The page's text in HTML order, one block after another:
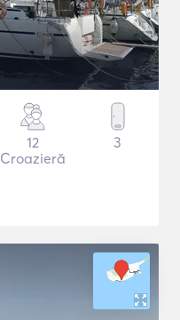
12
Croazieră
3